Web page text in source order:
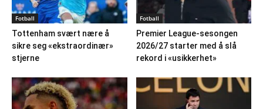
Fotball
Tottenham svært nære å
sikre seg «ekstraordinær»
stjerne
Fotball
Premier League-sesongen
2026/27 starter med å slå
rekord i «usikkerhet»